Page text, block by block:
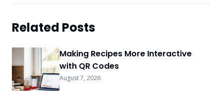
Related Posts
Making Recipes More Interactive
with QR Codes
August 7, 2026